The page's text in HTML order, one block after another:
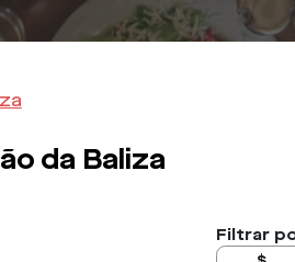
da Baliza
Filtrar